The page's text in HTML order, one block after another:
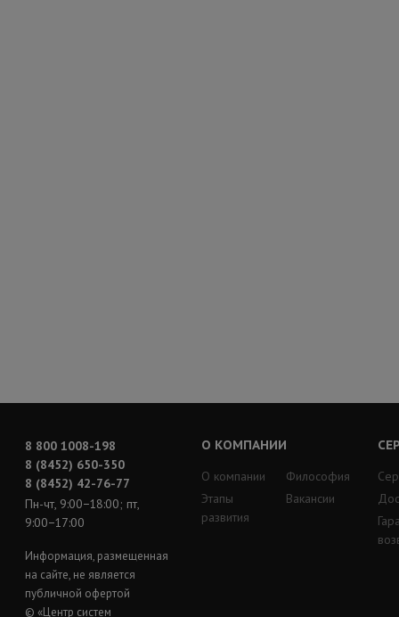
8 800 1008-198
8 (8452) 650-350
8 (8452) 42-76-77
Пн-чт, 9:00−18:00; пт,
9:00−17:00
Информация, размещенная
на сайте, не является
публичной офертой
© «Центр систем
О КОМПАНИИ
О компании
Этапы
развития
Философия
Вакансии